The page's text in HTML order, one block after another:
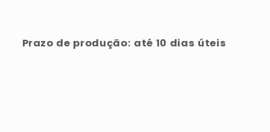
Prazo de produção: até 10 dias úteis